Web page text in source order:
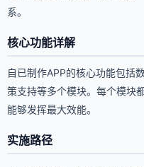
系。
核心功能详解
自已制作APP的核心功能包括
策支持等多个模块。每个模块
能够发挥最大效能。
实施路径